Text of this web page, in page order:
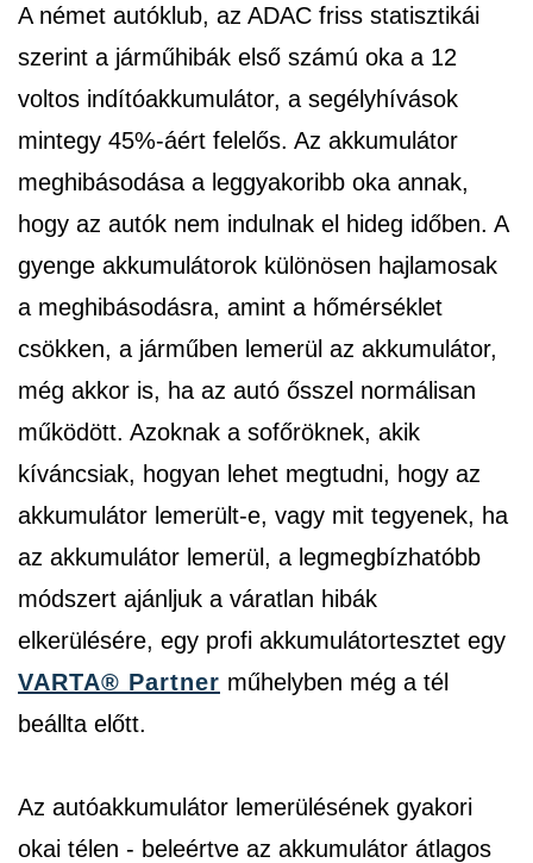
A német autóklub, az ADAC friss statisztikái
szerint a járműhibák első számú oka a 12
voltos indítóakkumulátor, a segélyhívások
mintegy 45%-áért felelős. Az akkumulátor
meghibásodása a leggyakoribb oka annak,
hogy az autók nem indulnak el hideg időben. A
gyenge akkumulátorok különösen hajlamosak
a meghibásodásra, amint a hőmérséklet
csökken, a járműben lemerül az akkumulátor,
még akkor is, ha az autó ősszel normálisan
működött. Azoknak a sofőröknek, akik
kíváncsiak, hogyan lehet megtudni, hogy az
akkumulátor lemerült-e, vagy mit tegyenek, ha
az akkumulátor lemerül, a legmegbízhatóbb
módszert ajánljuk a váratlan hibák
elkerülésére, egy profi akkumulátortesztet egy
VARTA® Partner műhelyben még a tél
beállta előtt.
Az autóakkumulátor lemerülésének gyakori
okai télen - beleértve az akkumulátor átlagos